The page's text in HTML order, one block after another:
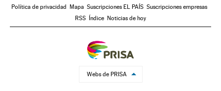
Política de privacidad
Mapa Suscripciones EL PAÍS Suscripciones empresas
RSS
Índice Noticias de hoy
Webs de PRISA